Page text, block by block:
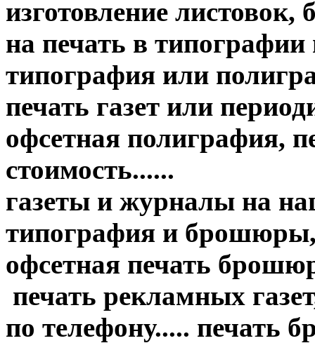
изготовление листовок,
на печать в
типография или
печать газет или
офсетная полиграфия,
стоимость......
газеты и журналы на
типография и брошюры,
офсетная печать
печать рекламных
по телефону..... печать